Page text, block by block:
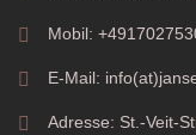
Mobil:
E-Mail:
Adresse: St.-Veit-